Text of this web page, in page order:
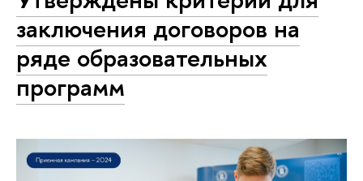
заключения договоров на
ряде образовательных
программ